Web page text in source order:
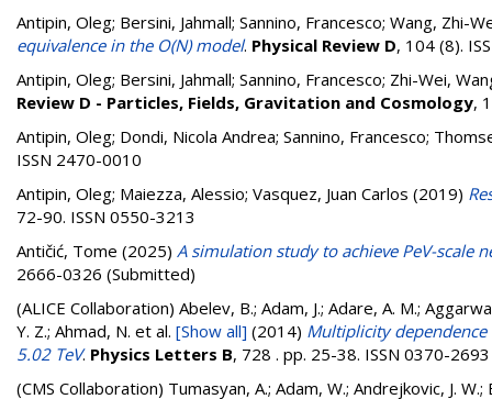
Antipin, Oleg; Bersini, Jahmall; Sannino, Francesco; Wang, Zhi-
equivalence in the O(N) model. Physical Review D, 104 (8).
Antipin, Oleg; Bersini, Jahmall; Sannino, Francesco; Zhi-Wei,
Review D - Particles, Fields, Gravitation and Cosmology,
Antipin, Oleg; Dondi, Nicola Andrea; Sannino, Francesco;
ISSN 2470-0010
Antipin, Oleg; Maiezza, Alessio; Vasquez, Juan Carlos (2019)
72-90. ISSN 0550-3213
Antičić, Tome (2025) A simulation study to achieve PeV-scale
2666-0326 (Submitted)
(ALICE Collaboration) Abelev, B.; Adam, J.; Adare, A. M.;
Y. Z.; Ahmad, N. et al. [Show all] (2014) Multiplicity
5.02 TeV. Physics Letters B, 728 . pp. 25-38. ISSN 0370-2693
(CMS Collaboration) Tumasyan, A.; Adam, W.; Andrejkovic, J.